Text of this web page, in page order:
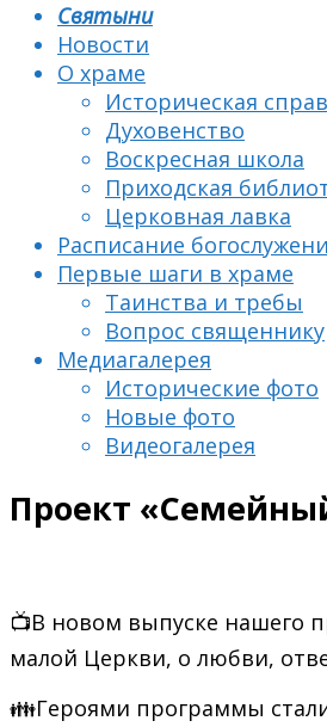
Святыни
Новости
О храме
Историческая
Духовенство
Воскресная школа
Приходская
Церковная лавка
Расписание
Первые шаги в храме
Таинства и требы
Вопрос священнику
Медиагалерея
Исторические фото
Новые фото
Видеогалерея
Проект
📺В новом выпуске нашего
малой Церкви, о любви,
👪Героями программы